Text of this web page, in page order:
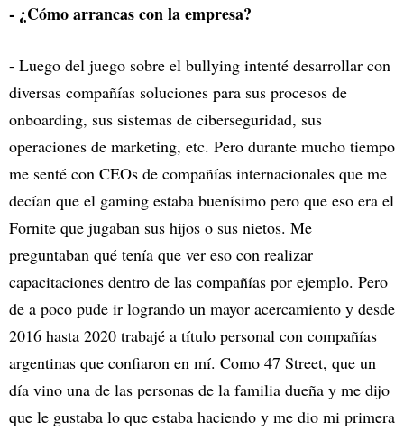
- ¿Cómo arrancas con la empresa?
- Luego del juego sobre el bullying intenté desarrollar con
diversas compañías soluciones para sus procesos de
onboarding, sus sistemas de ciberseguridad, sus
operaciones de marketing, etc. Pero durante mucho tiempo
me senté con CEOs de compañías internacionales que me
decían que el gaming estaba buenísimo pero que eso era el
Fornite que jugaban sus hijos o sus nietos. Me
preguntaban qué tenía que ver eso con realizar
capacitaciones dentro de las compañías por ejemplo. Pero
de a poco pude ir logrando un mayor acercamiento y desde
2016 hasta 2020 trabajé a título personal con compañías
argentinas que confiaron en mí. Como 47 Street, que un
día vino una de las personas de la familia dueña y me dijo
que le gustaba lo que estaba haciendo y me dio mi primera